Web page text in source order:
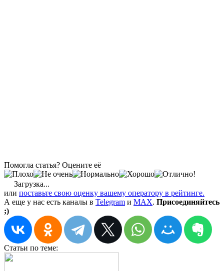
Помогла статья? Оцените её
Загрузка...
или поставьте свою оценку вашему оператору в рейтинге.
А еще у нас есть каналы в Telegram и MAX. Присоединяйтесь
;)
Cтатьи по теме: